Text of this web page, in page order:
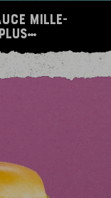
Mille-